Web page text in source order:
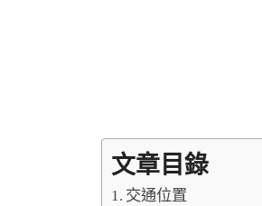
文章目錄
交通位置